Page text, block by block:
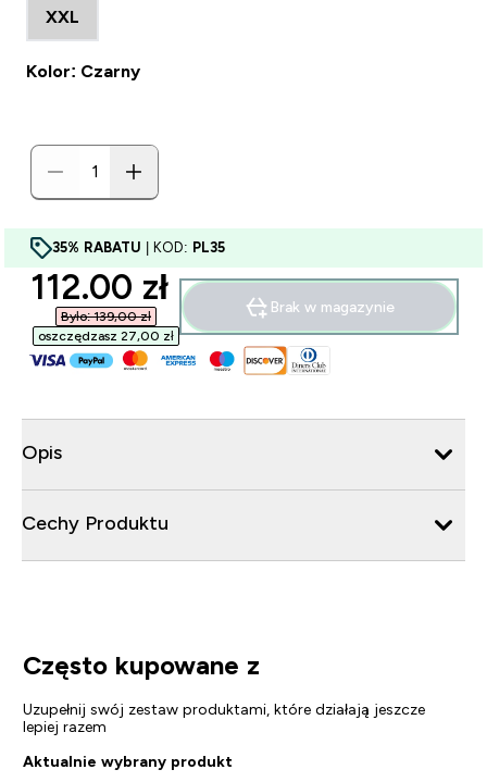
XXL
Kolor: Czarny
35% RABATU | KOD: PL35
discounted price
112.00 zł‎
Było: 139,00 zł‎
oszczędzasz 27,00 zł‎
Brak w magazynie
Opis
Cechy Produktu
Często kupowane z
Uzupełnij swój zestaw produktami, które działają jeszcze
lepiej razem
Aktualnie wybrany produkt